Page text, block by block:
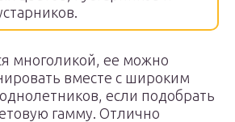
многоликой, ее можно
вместе с широким
если подобрать
гамму. Отлично